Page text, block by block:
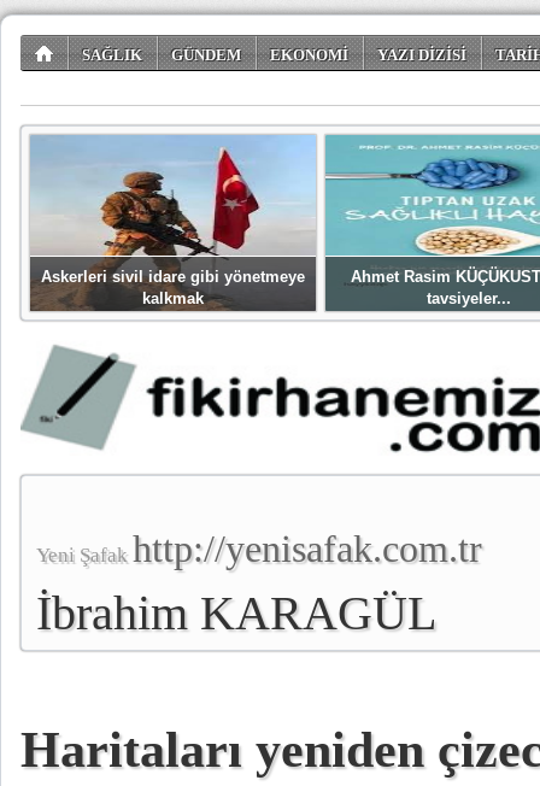
SAĞLIK GÜNDEM EKONOMİ YAZI DİZİSİ
Askerleri sivil idare gibi yönetmeye
kalkmak
Ahmet Rasim
tavsiyeler...
Yeni Şafak http://yenisafak.com.tr
İbrahim KARAGÜL
Haritaları yeniden